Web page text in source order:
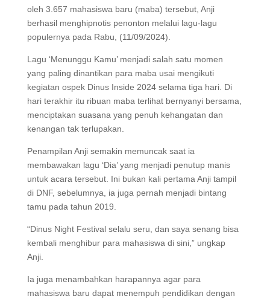
oleh 3.657 mahasiswa baru (maba) tersebut, Anji
berhasil menghipnotis penonton melalui lagu-lagu
populernya pada Rabu, (11/09/2024).
Lagu ‘Menunggu Kamu’ menjadi salah satu momen
yang paling dinantikan para maba usai mengikuti
kegiatan ospek Dinus Inside 2024 selama tiga hari. Di
hari terakhir itu ribuan maba terlihat bernyanyi bersama,
menciptakan suasana yang penuh kehangatan dan
kenangan tak terlupakan.
Penampilan Anji semakin memuncak saat ia
membawakan lagu ‘Dia’ yang menjadi penutup manis
untuk acara tersebut. Ini bukan kali pertama Anji tampil
di DNF, sebelumnya, ia juga pernah menjadi bintang
tamu pada tahun 2019.
“Dinus Night Festival selalu seru, dan saya senang bisa
kembali menghibur para mahasiswa di sini,” ungkap
Anji.
Ia juga menambahkan harapannya agar para
mahasiswa baru dapat menempuh pendidikan dengan